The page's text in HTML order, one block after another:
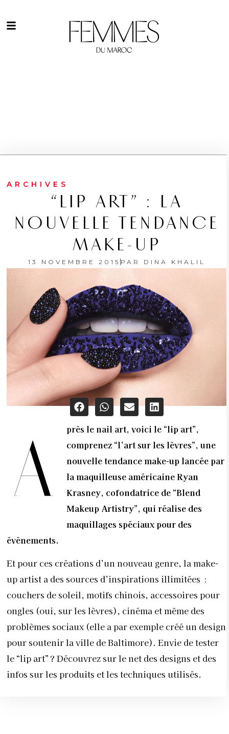
ARCHIVES
“LIP ART” : LA
NOUVELLE TENDANCE
MAKE-UP
13 NOVEMBRE 2015 PAR DINA KHALIL
A
près le nail art, voici le “lip art”,
comprenez “l’art sur les lèvres”, une
nouvelle tendance make-up lancée par
la maquilleuse américaine Ryan
Krasney, cofondatrice de “Blend
Makeup Artistry”, qui réalise des
maquillages spéciaux pour des
évènements.
Et pour ces créations d’un nouveau genre, la make-
up artist a des sources d’inspirations illimitées :
couchers de soleil, motifs chinois, accessoires pour
ongles (oui, sur les lèvres), cinéma et même des
problèmes sociaux (elle a par exemple créé un design
pour soutenir la ville de Baltimore). Envie de tester
le “lip art” ? Découvrez sur le net des designs et des
infos sur les produits et les techniques utilisés.